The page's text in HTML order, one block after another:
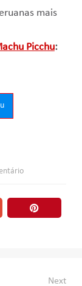
mais
Picchu:
Next